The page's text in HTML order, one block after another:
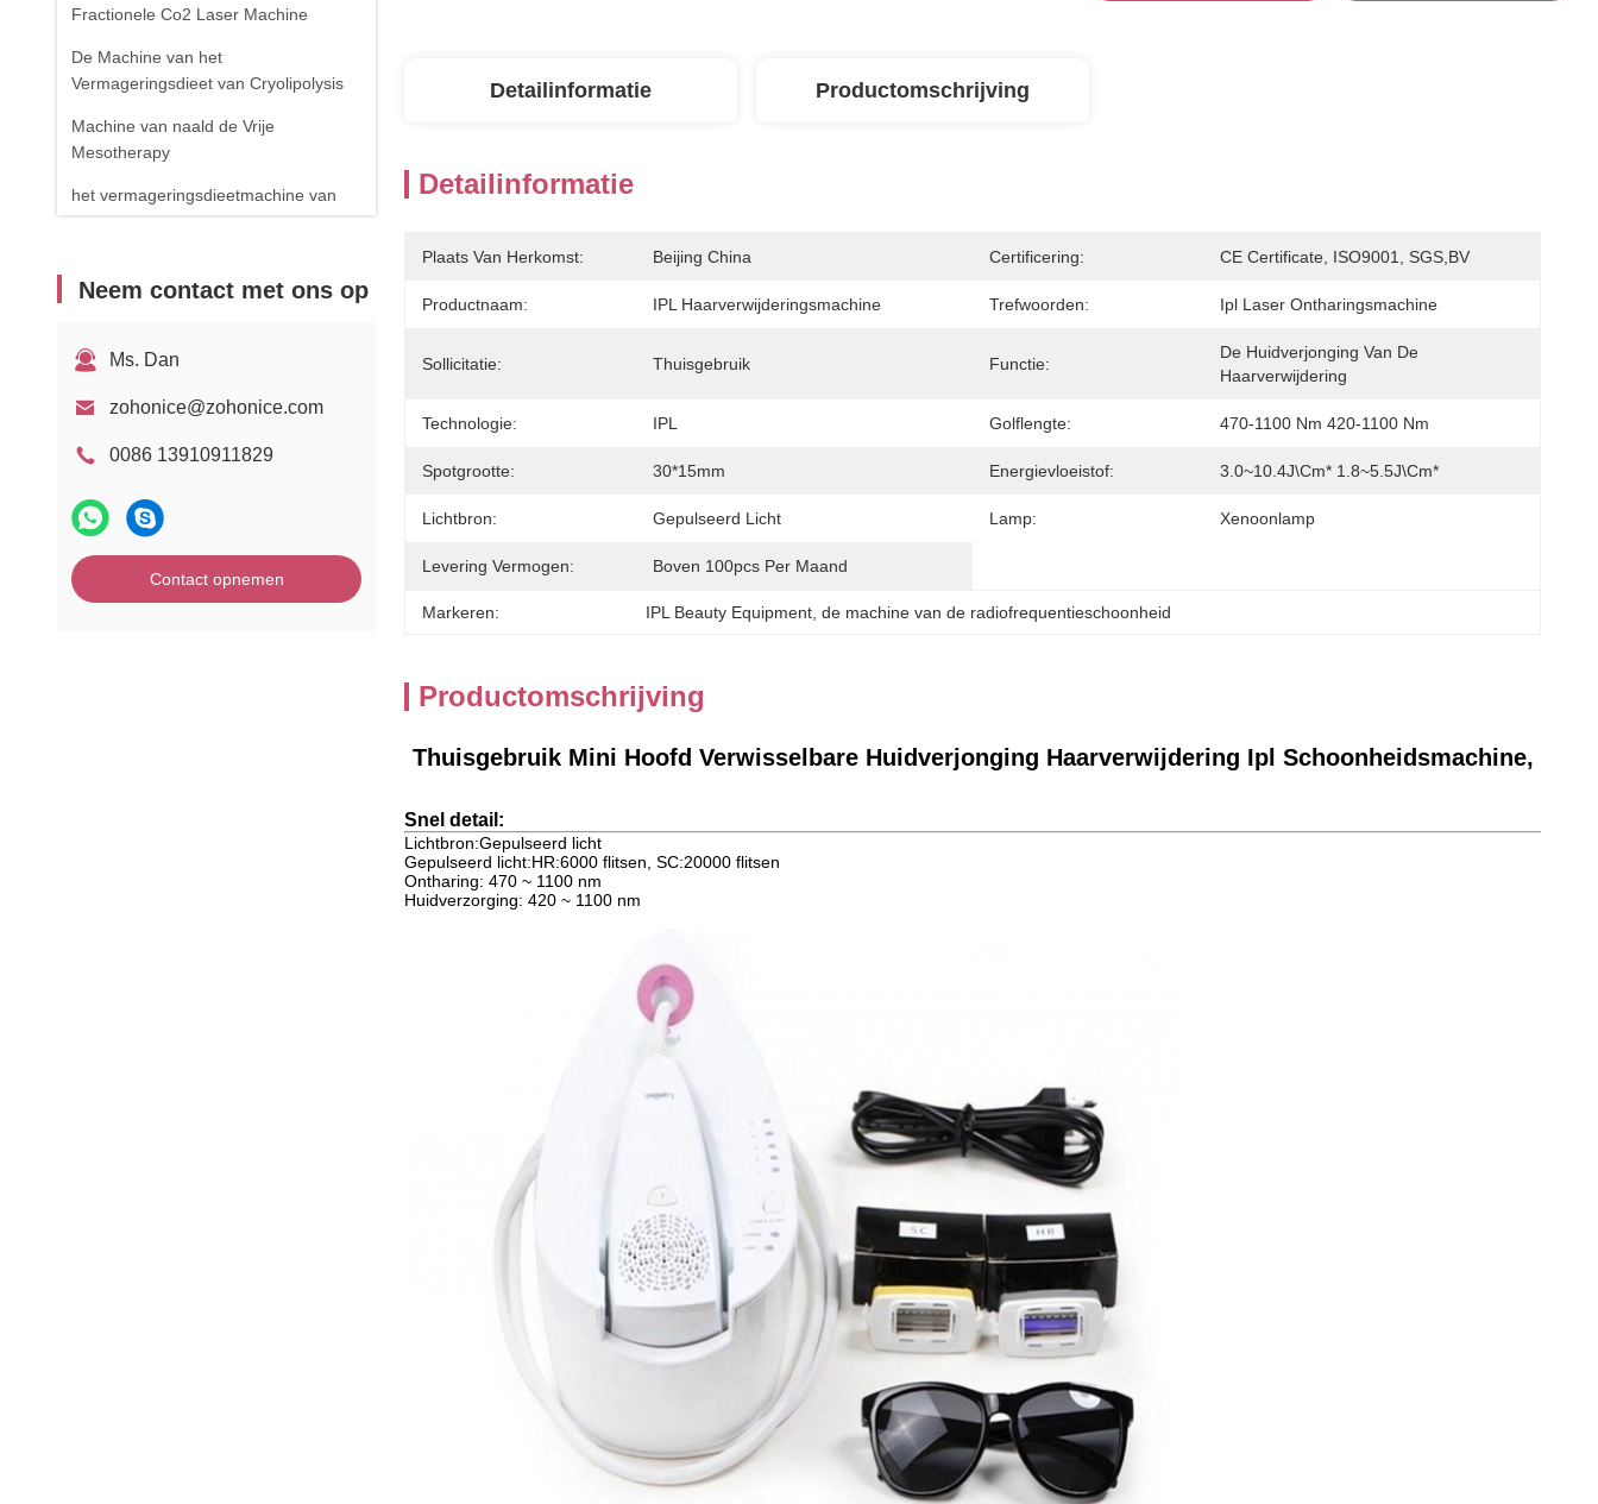
Fractionele Co2 Laser Machine
De Machine van het
Vermageringsdieet van Cryolipolysis
Machine van naald de Vrije
Mesotherapy
het vermageringsdieetmachine van
het cavitatielichaam
spinader
Fysiotherapieapparaat
1470nm diodelaser
Neem contact met ons op
Ms. Dan
zohonice@zohonice.com
0086 13910911829
Contact opnemen
Detailinformatie Productomschrijving
Detailinformatie
Plaats Van Herkomst: Beijing China Certificering: CE Certificate, ISO9001, SGS,BV
Productnaam: IPL Haarverwijderingsmachine Trefwoorden: Ipl Laser Ontharingsmachine
Sollicitatie: Thuisgebruik Functie:
De Huidverjonging Van De
Haarverwijdering
Technologie: IPL Golflengte: 470-1100 Nm 420-1100 Nm
Spotgrootte: 30*15mm Energievloeistof: 3.0~10.4J\cm* 1.8~5.5J\cm*
Lichtbron: Gepulseerd Licht Lamp: Xenoonlamp
Levering Vermogen: Boven 100pcs Per Maand
Markeren: IPL Beauty Equipment , de machine van de radiofrequentieschoonheid
Productomschrijving
Thuisgebruik Mini Hoofd Verwisselbare Huidverjonging Haarverwijdering Ipl Schoonheidsmachine,
Snel detail:
Lichtbron:Gepulseerd licht
Gepulseerd licht:HR:6000 flitsen, SC:20000 flitsen
Ontharing: 470 ~ 1100 nm
Huidverzorging: 420 ~ 1100 nm